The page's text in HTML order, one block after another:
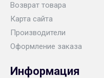
Возврат товара
Карта сайта
Производители
Оформление заказа
Информация